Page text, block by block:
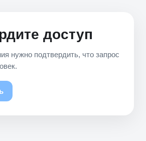
доступ
нужно подтвердить, что запрос